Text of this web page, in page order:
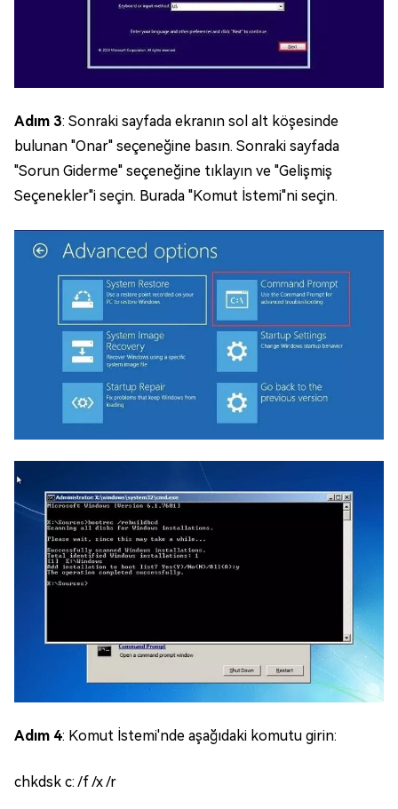
Adım 3: Sonraki sayfada ekranın sol alt köşesinde
bulunan "Onar" seçeneğine basın. Sonraki sayfada
"Sorun Giderme" seçeneğine tıklayın ve "Gelişmiş
Seçenekler"i seçin. Burada "Komut İstemi"ni seçin.
Adım 4: Komut İstemi'nde aşağıdaki komutu girin:
chkdsk c: /f /x /r